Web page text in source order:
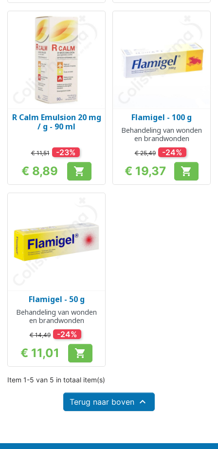
R Calm Emulsion 20 mg
/ g - 90 ml
€ 11,51 -23%
Prijs
€ 8,89 
Flamigel - 100 g
Behandeling van wonden
en brandwonden
€ 25,49 -24%
Prijs
€ 19,37 
Flamigel - 50 g
Behandeling van wonden
en brandwonden
€ 14,49 -24%
Prijs
€ 11,01 
Item 1-5 van 5 in totaal item(s)
Terug naar boven 